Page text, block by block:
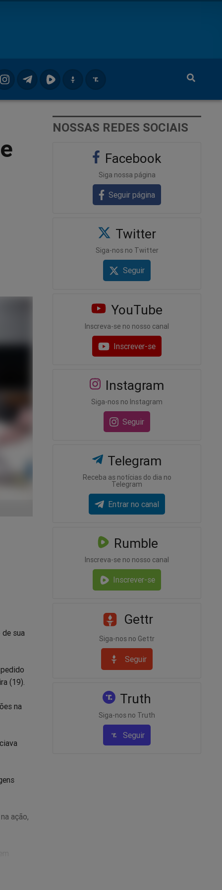
sua
(19).
na
ação,
NOSSAS REDES SOCIAIS
Facebook
Siga nossa página
Seguir página
Twitter
Siga-nos no Twitter
Seguir
YouTube
Inscreva-se no nosso canal
Inscrever-se
Instagram
Siga-nos no Instagram
Seguir
Telegram
Receba as notícias do dia no
Telegram
Entrar no canal
Rumble
Inscreva-se no nosso canal
Inscrever-se
Gettr
Siga-nos no Gettr
Seguir
Truth
Siga-nos no Truth
Seguir